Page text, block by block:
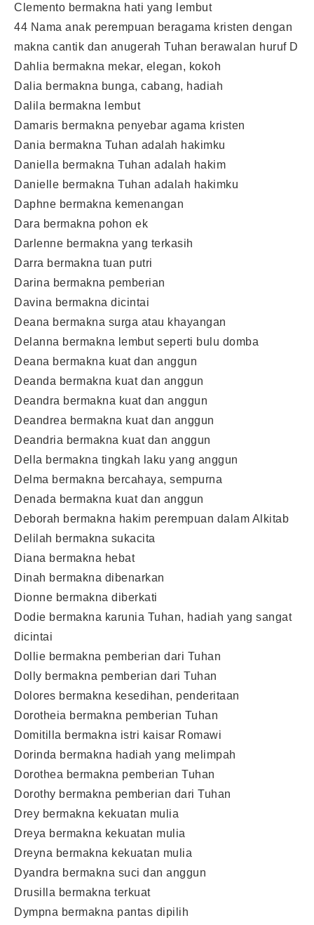
Clemento bermakna hati yang lembut
44 Nama anak perempuan beragama kristen dengan
makna cantik dan anugerah Tuhan berawalan huruf D
Dahlia bermakna mekar, elegan, kokoh
Dalia bermakna bunga, cabang, hadiah
Dalila bermakna lembut
Damaris bermakna penyebar agama kristen
Dania bermakna Tuhan adalah hakimku
Daniella bermakna Tuhan adalah hakim
Danielle bermakna Tuhan adalah hakimku
Daphne bermakna kemenangan
Dara bermakna pohon ek
Darlenne bermakna yang terkasih
Darra bermakna tuan putri
Darina bermakna pemberian
Davina bermakna dicintai
Deana bermakna surga atau khayangan
Delanna bermakna lembut seperti bulu domba
Deana bermakna kuat dan anggun
Deanda bermakna kuat dan anggun
Deandra bermakna kuat dan anggun
Deandrea bermakna kuat dan anggun
Deandria bermakna kuat dan anggun
Della bermakna tingkah laku yang anggun
Delma bermakna bercahaya, sempurna
Denada bermakna kuat dan anggun
Deborah bermakna hakim perempuan dalam Alkitab
Delilah bermakna sukacita
Diana bermakna hebat
Dinah bermakna dibenarkan
Dionne bermakna diberkati
Dodie bermakna karunia Tuhan, hadiah yang sangat
dicintai
Dollie bermakna pemberian dari Tuhan
Dolly bermakna pemberian dari Tuhan
Dolores bermakna kesedihan, penderitaan
Dorotheia bermakna pemberian Tuhan
Domitilla bermakna istri kaisar Romawi
Dorinda bermakna hadiah yang melimpah
Dorothea bermakna pemberian Tuhan
Dorothy bermakna pemberian dari Tuhan
Drey bermakna kekuatan mulia
Dreya bermakna kekuatan mulia
Dreyna bermakna kekuatan mulia
Dyandra bermakna suci dan anggun
Drusilla bermakna terkuat
Dympna bermakna pantas dipilih